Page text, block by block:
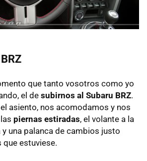
BRZ
que tanto vosotros como yo
el de subirnos al Subaru BRZ.
asiento, nos acomodamos y nos
piernas estiradas, el volante a la
una palanca de cambios justo
estuviese.